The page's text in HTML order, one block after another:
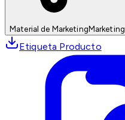
Material de MarketingMarketing
Etiqueta Producto